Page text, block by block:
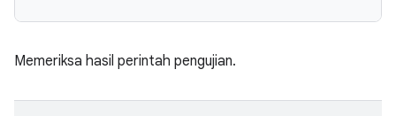
Memeriksa hasil perintah pengujian.